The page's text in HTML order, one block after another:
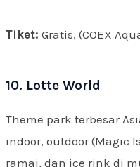
Tiket: Gratis, (COEX
10. Lotte World
Theme park terbesar
indoor, outdoor (Magic
ramai, dan ice rink di